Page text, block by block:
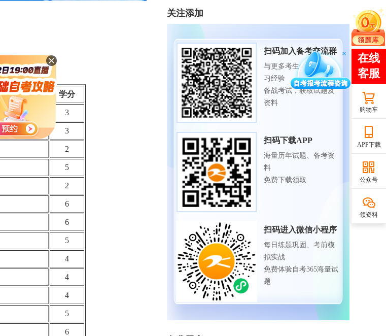
学分
3
3
2
5
2
6
6
5
4
4
4
5
6
关注添加
扫码加入备考交流群
与更多考生一起交流学
习经验
备战考试，获取试题及
资料
扫码下载APP
海量历年试题、备考资
料
免费下载领取
扫码进入微信小程序
每日练题巩固、考前模
拟实战
免费体验自考365海量试
题
购物车
APP下载
公众号
领资料